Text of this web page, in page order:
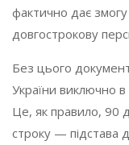
фактично дає змогу
довгострокову
Без цього
України виключно
Це, як правило, 90
строку — підстава